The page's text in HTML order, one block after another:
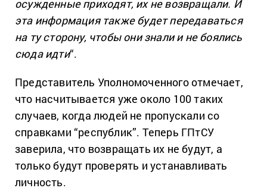
осужденные приходят, их не возвращали. И
эта информация также будет передаваться
на ту сторону, чтобы они знали и не боялись
сюда идти“.
Представитель Уполномоченного отмечает,
что насчитывается уже около 100 таких
случаев, когда людей не пропускали со
справками “республик”. Теперь ГПтСУ
заверила, что возвращать их не будут, а
только будут проверять и устанавливать
личность.